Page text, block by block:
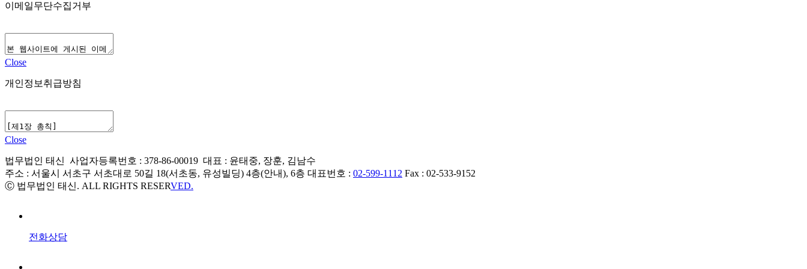
이메일무단수집거부
Close
개인정보취급방침
Close
법무법인 태신 사업자등록번호 : 378-86-00019 대표 : 윤태중, 장훈, 김남수
주소 : 서울시 서초구 서초대로 50길 18(서초동, 유성빌딩) 4층(안내), 6층 대표번호 : 02-599-1112 Fax : 02-533-9152
Ⓒ 법무법인 태신. ALL RIGHTS RESERVED.
전화상담